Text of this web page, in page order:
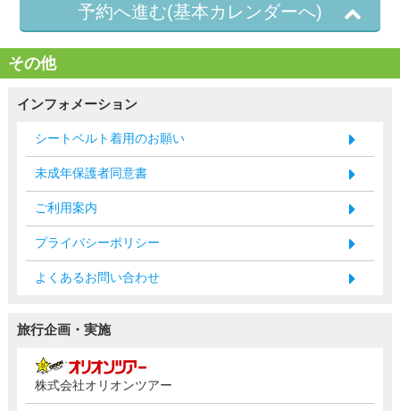
予約へ進む(基本カレンダーへ)
その他
インフォメーション
シートベルト着用のお願い
未成年保護者同意書
ご利用案内
プライバシーポリシー
よくあるお問い合わせ
旅行企画・実施
株式会社オリオンツアー